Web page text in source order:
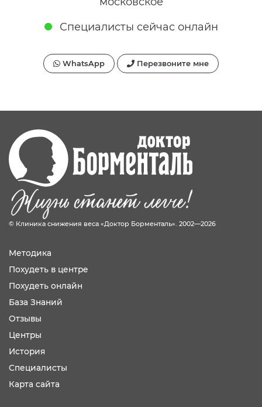
Специалисты сейчас онлайн
WhatsApp Перезвоните мне
© Клиника снижения веса «Доктор Борменталь». 2002—2026
Методика
Похудеть в центре
Похудеть онлайн
База Знаний
Отзывы
Центры
История
Специалисты
Карта сайта